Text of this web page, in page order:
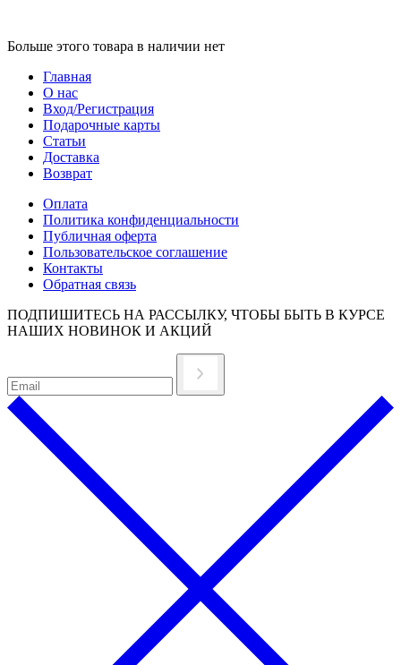
Больше этого товара в наличии нет
Главная
О нас
Вход/Регистрация
Подарочные карты
Статьи
Доставка
Возврат
Оплата
Политика конфиденциальности
Публичная оферта
Пользовательское соглашение
Контакты
Обратная связь
ПОДПИШИТЕСЬ НА РАССЫЛКУ, ЧТОБЫ БЫТЬ В КУРСЕ
НАШИХ НОВИНОК И АКЦИЙ